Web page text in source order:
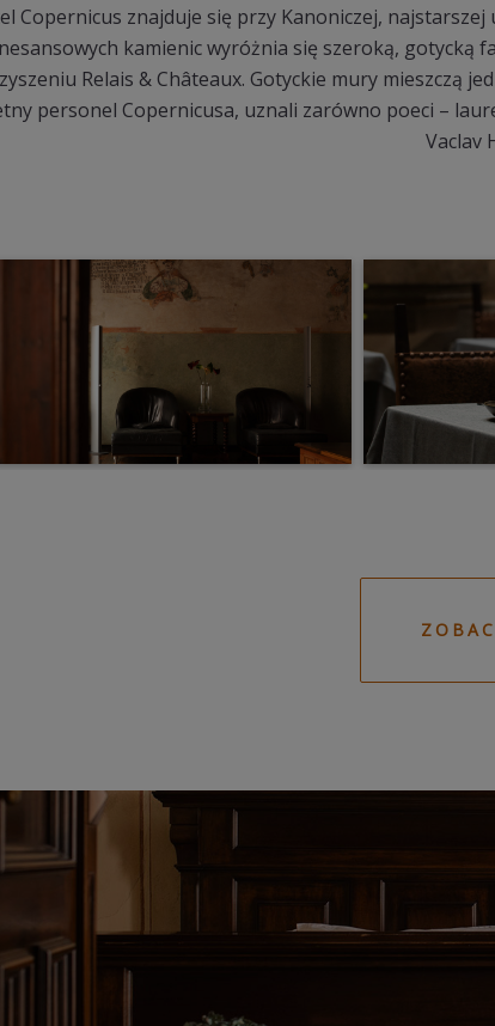
Copernicus znajduje się przy Kanoniczej,
kamienic wyróżnia się szeroką, gotycką
Relais & Châteaux. Gotyckie mury mieszczą
personel Copernicusa, uznali zarówno poeci –
Vaclav